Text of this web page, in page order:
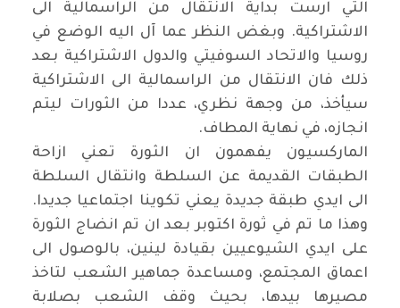
التي ارست بداية الانتقال من الراسمالية الى
الاشتراكية. وبغض النظر عما آل اليه الوضع في
روسيا والاتحاد السوفيتي والدول الاشتراكية بعد
ذلك فان الانتقال من الراسمالية الى الاشتراكية
سيأخذ، من وجهة نظري، عددا من الثورات ليتم
انجازه، في نهاية المطاف.
الماركسيون يفهمون ان الثورة تعني ازاحة
الطبقات القديمة عن السلطة وانتقال السلطة
الى ايدي طبقة جديدة يعني تكوينا اجتماعيا جديدا.
وهذا ما تم في ثورة اكتوبر بعد ان تم انضاج الثورة
على ايدي الشيوعيين بقيادة لينين، بالوصول الى
اعماق المجتمع، ومساعدة جماهير الشعب لتاخذ
مصيرها بيدها، بحيث وقف الشعب بصلابة